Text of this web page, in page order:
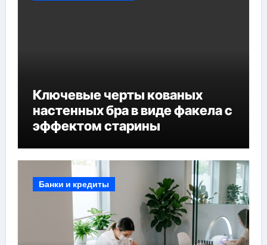
Ключевые черты кованых
настенных бра в виде факела с
эффектом старины
Банки и кредиты